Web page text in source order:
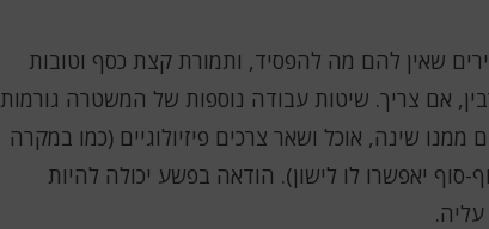
שאין להם מה להפסיד, ותמורת קצת כסף וטובות
אם צריך. שיטות עבודה נוספות של המשטרה גורמות
שינה, אוכל ושאר צרכים פיזיולוגיים (כמו במקרה
סוף יאפשרו לו לישון). הודאה בפשע יכולה להיות